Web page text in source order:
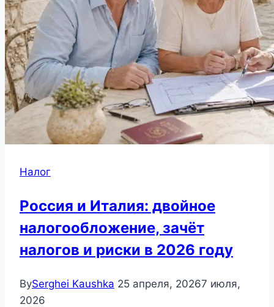
Налог
Россия и Италия: двойное
налогообложение, зачёт
налогов и риски в 2026 году
BySerghei Kaushka 25 апреля, 20267 июля,
2026